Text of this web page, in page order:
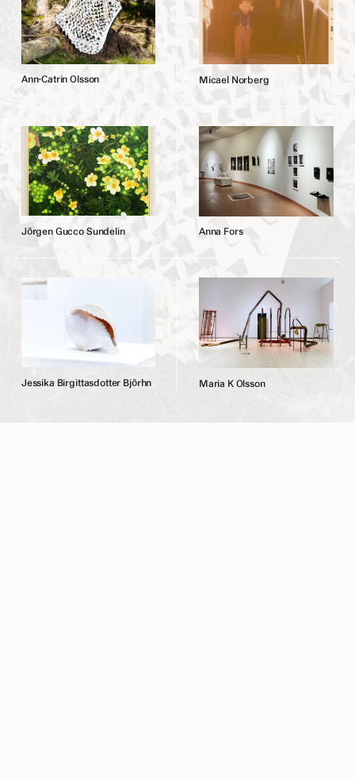
Ann-Catrin Olsson Micael Norberg
Jörgen Gucco Sundelin Anna Fors
Jessika Birgittasdotter Björhn Maria K Olsson